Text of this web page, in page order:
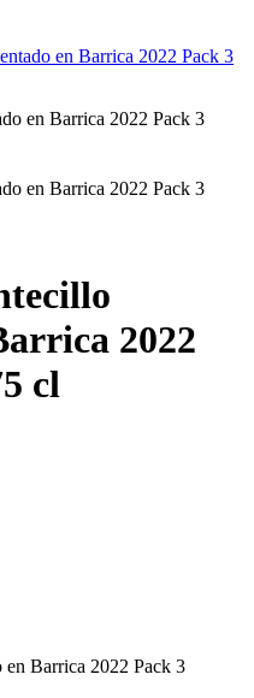
en Barrica 2022 Pack 3
2022
cl
Barrica 2022 Pack 3